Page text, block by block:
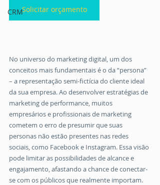
CRMSolicitar orçamento
No universo do marketing digital, um dos
conceitos mais fundamentais é o da “persona”
– a representação semi-fictícia do cliente ideal
da sua empresa. Ao desenvolver estratégias de
marketing de performance, muitos
empresários e profissionais de marketing
cometem o erro de presumir que suas
personas não estão presentes nas redes
sociais, como Facebook e Instagram. Essa visão
pode limitar as possibilidades de alcance e
engajamento, afastando a chance de conectar-
se com os públicos que realmente importam.